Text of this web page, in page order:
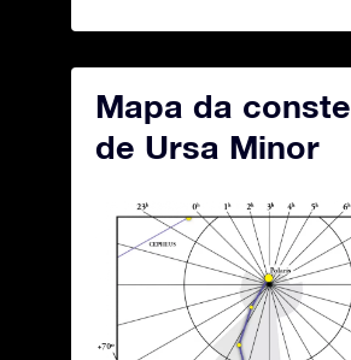
Mapa da
de Ursa Minor